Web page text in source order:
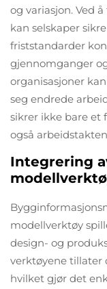
og variasjon. Ved
kan selskaper
friststandarder
gjennomganger
organisasjoner
seg endrede
sikrer ikke bare et
også
Integrering
modellverktøy
design- og
verktøyene tillater
hvilket gjør det